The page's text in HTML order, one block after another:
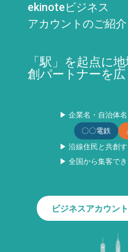
ekinoteビジネス
アカウントのご紹介
「駅」を起点に
創パートナーを広
▶ 企業名・自治体
〇〇電鉄
▶ 沿線住民と共創
▶ 全国から集客で
ビジネスアカウン